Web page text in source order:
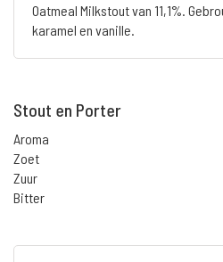
Oatmeal Milkstout van 11,1%.
karamel en vanille.
Stout en Porter
Aroma
Zoet
Zuur
Bitter